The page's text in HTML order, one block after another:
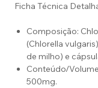
Ficha Técnica
Composição:
(Chlorella
de milho) e
Conteúdo/
500mg.